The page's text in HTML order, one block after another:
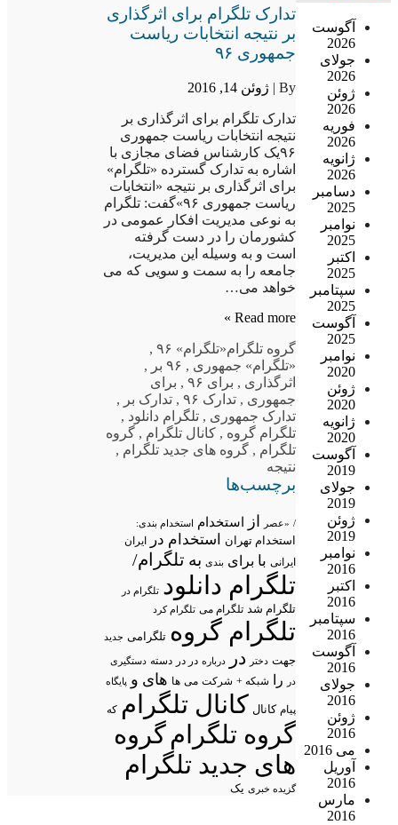
آگوست
2026
جولای
2026
ژوئن
2026
فوریه
2026
ژانویه
2026
دسامبر
2025
نوامبر
2025
اکتبر
2025
سپتامبر
2025
آگوست
2025
نوامبر
2020
ژوئن
2020
ژانویه
2020
آگوست
2019
جولای
2019
ژوئن
2019
نوامبر
2016
اکتبر
2016
سپتامبر
2016
آگوست
2016
جولای
2016
ژوئن
2016
می 2016
آوریل
2016
مارس
2016
تدارک تلگرام برای اثرگذاری
بر نتیجه انتخابات ریاست
جمهوری ۹۶
By | ژوئن 14, 2016
تدارک تلگرام برای اثرگذاری بر
نتیجه انتخابات ریاست جمهوری
۹۶یک کارشناس فضای مجازی با
اشاره به تدارک گسترده «تلگرام»
برای اثرگذاری بر نتیجه «انتخابات
ریاست جمهوری ۹۶»گفت: تلگرام
به نوعی مدیریت افکار عمومی در
کشورمان را در دست گرفته
است و به وسیله این مدیریت،
جامعه را به سمت و سویی که می
خواهد می…
Read more »
گروه تلگرام«تلگرام» ۹۶
,
«تلگرام» جمهوری , ۹۶ بر
,
اثرگذاری , برای ۹۶ , برای
جمهوری , تدارک ۹۶ , تدارک بر ,
تدارک جمهوری , تلگرام دانلود ,
تلگرام گروه , کانال تلگرام , گروه
تلگرام , گروه های جدید تلگرام ,
نتیجه
برچسب‌ها
/ «عصر از استخدام استخدام بندی:
استخدام تهران استخدام در ایران
ایرانی با برای بندی به تلگرام/
تلگرام دانلود تلگرام در
تلگرام شد تلگرام می تلگرام کرد
تلگرام گروه تلگرامی جدید
جهت دختر در درباره در در دسته دستگیری
در
را شبکه + شرکت می ها های و پایگاه
پیام کانال کانال تلگرام که
گروه تلگرامگروه
های جدید تلگرام
گزیده خبری یک